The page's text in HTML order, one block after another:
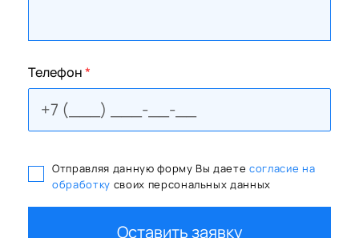
Телефон*
Отправляя данную форму Вы даете согласие на
обработку своих персональных данных
Оставить заявку